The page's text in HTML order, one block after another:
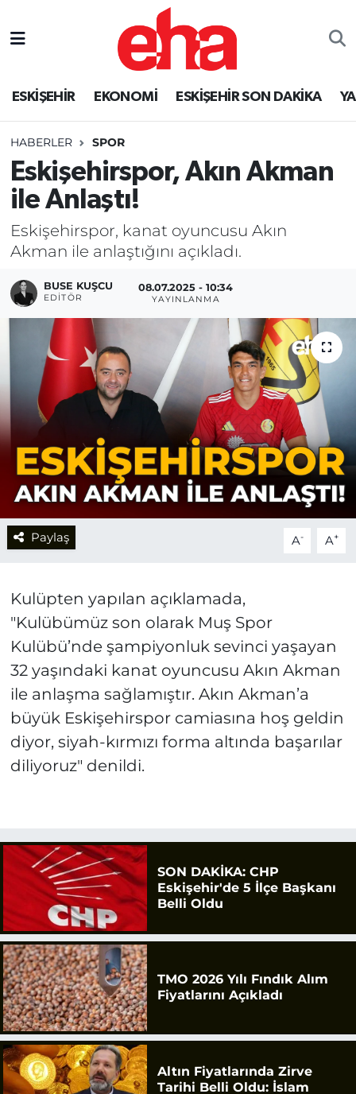
ESKİŞEHİR EKONOMİ ESKİŞEHİR SON DAKİKA
HABERLER SPOR
Eskişehirspor, Akın Akman
ile Anlaştı!
Eskişehirspor, kanat oyuncusu Akın
Akman ile anlaştığını açıkladı.
BUSE KUŞCU
EDITÖR
08.07.2025 - 10:34
YAYINLANMA
Paylaş A- A+
Kulüpten yapılan açıklamada,
"Kulübümüz son olarak Muş Spor
Kulübü’nde şampiyonluk sevinci yaşayan
32 yaşındaki kanat oyuncusu Akın Akman
ile anlaşma sağlamıştır. Akın Akman’a
büyük Eskişehirspor camiasına hoş geldin
diyor, siyah-kırmızı forma altında başarılar
diliyoruz" denildi.
SON DAKİKA: CHP
Eskişehir'de 5 İlçe Başkanı
Belli Oldu
TMO 2026 Yılı Fındık Alım
Fiyatlarını Açıkladı
Altın Fiyatlarında Zirve
Tarihi Belli Oldu: İslam